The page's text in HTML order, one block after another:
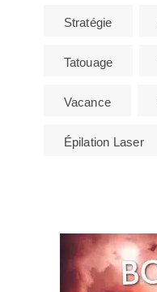
Stratégie
Tatouage
Vacance
Épilation Laser